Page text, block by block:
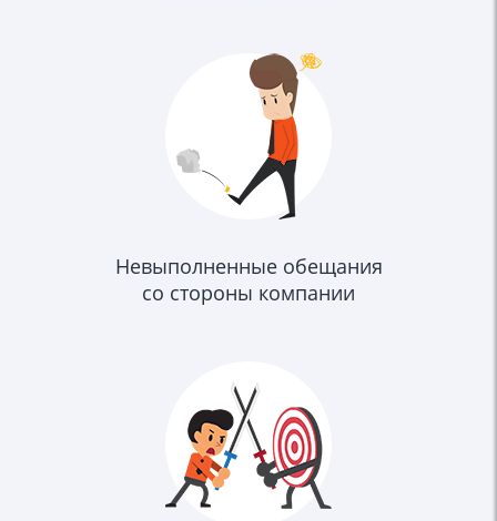
Невыполненные обещания
со стороны компании